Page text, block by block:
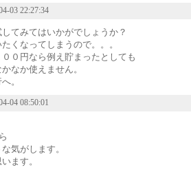
03 22:27:34
てみてはいかがでしょうか？
くなってしまうので。。。
０円なら例え貯まったとしても
なか使えません。
。
04 08:50:01
気がします。
ます。